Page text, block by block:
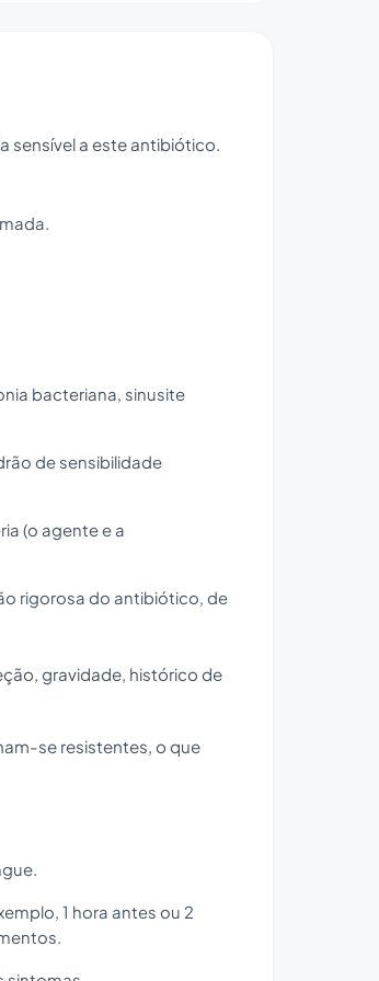
sensível a este antibiótico.
bacteriana, sinusite
de sensibilidade
(o agente e a
rigorosa do antibiótico, de
gravidade, histórico de
se resistentes, o que
1 hora antes ou 2